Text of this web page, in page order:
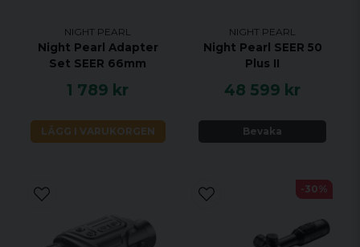
NIGHT PEARL
Night Pearl Adapter
Set SEER 66mm
1 789 kr
LÄGG I VARUKORGEN
NIGHT PEARL
Night Pearl SEER 50
Plus II
48 599 kr
Bevaka
-30%